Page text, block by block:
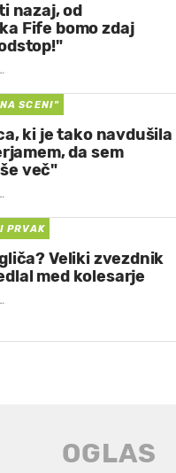
nazaj, od
Fife bomo zdaj
SCENI"
ki je tako navdušila
da sem
več"
PRVAK
Veliki zvezdnik
med kolesarje